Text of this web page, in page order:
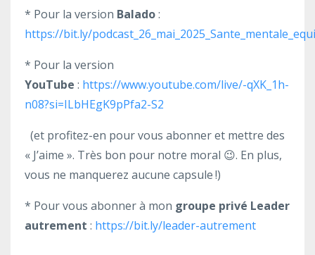
* Pour la version Balado:
https://bit.ly/
* Pour la version
YouTube : https://www.youtube.com/live/-qXK_1h-
n08?si=ILbHEgK9pPfa2-S2
(et profitez-en pour vous abonner et mettre des
« J’aime ». Très bon pour notre moral 😉. En plus,
vous ne manquerez aucune capsule !)
* Pour vous abonner à mon groupe privé Leader
autrement : https://bit.ly/leader-autrement